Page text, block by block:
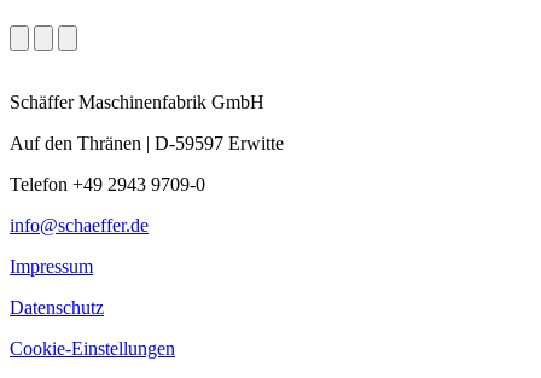
Schäffer Maschinenfabrik GmbH
Auf den Thränen | D-59597 Erwitte
Telefon +49 2943 9709-0
info@schaeffer.de
Impressum
Datenschutz
Cookie-Einstellungen